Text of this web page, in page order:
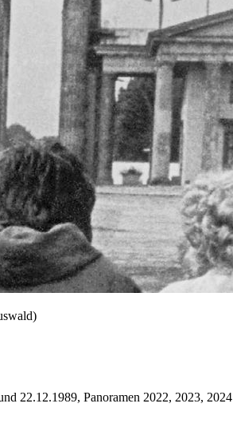
22.12.1989, Panoramen 2022, 2023, 2024